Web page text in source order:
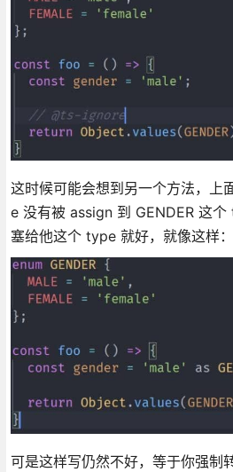
这时候可能会想到另一个方法，上
e 没有被 assign 到 GENDER 这
塞给他这个 type 就好，就像这样：
可是这样写仍然不好，等于你强制